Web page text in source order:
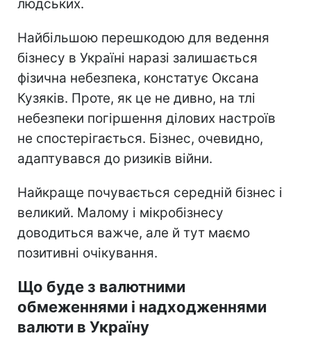
людських.
Найбільшою перешкодою для ведення
бізнесу в Україні наразі залишається
фізична небезпека, констатує Оксана
Кузяків. Проте, як це не дивно, на тлі
небезпеки погіршення ділових настроїв
не спостерігається. Бізнес, очевидно,
адаптувався до ризиків війни.
Найкраще почувається середній бізнес і
великий. Малому і мікробізнесу
доводиться важче, але й тут маємо
позитивні очікування.
Що буде з валютними
обмеженнями і надходженнями
валюти в Україну